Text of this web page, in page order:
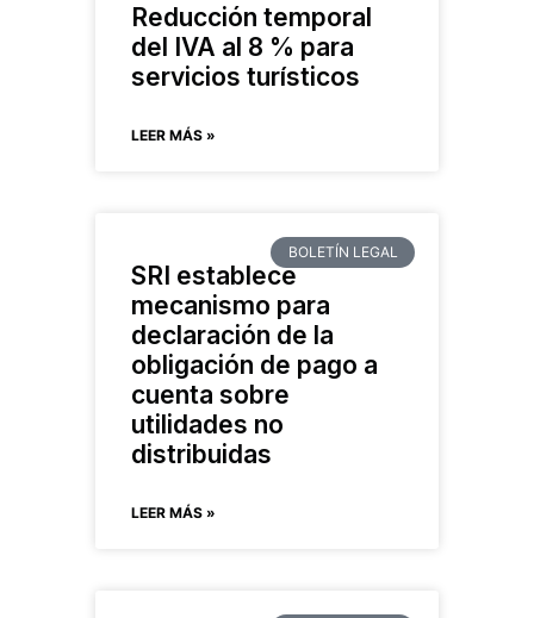
Reducción temporal
del IVA al 8 % para
servicios turísticos
LEER MÁS »
BOLETÍN LEGAL
SRI establece
mecanismo para
declaración de la
obligación de pago a
cuenta sobre
utilidades no
distribuidas
LEER MÁS »